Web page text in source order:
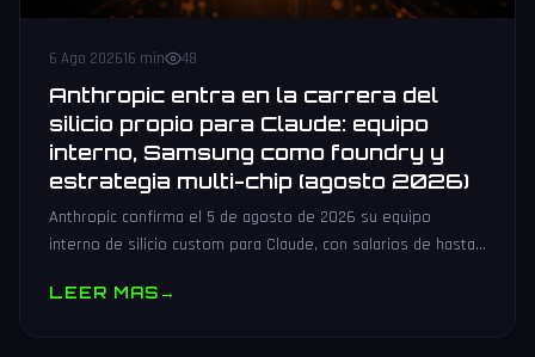
6 Ago 202616 min 48
Anthropic entra en la carrera del
silicio propio para Claude: equipo
interno, Samsung como foundry y
estrategia multi-chip (agosto 2026)
Anthropic confirma el 5 de agosto de 2026 su equipo
interno de silicio custom para Claude, con salarios de hasta
estrategia multi-chip.
LEER MAS→